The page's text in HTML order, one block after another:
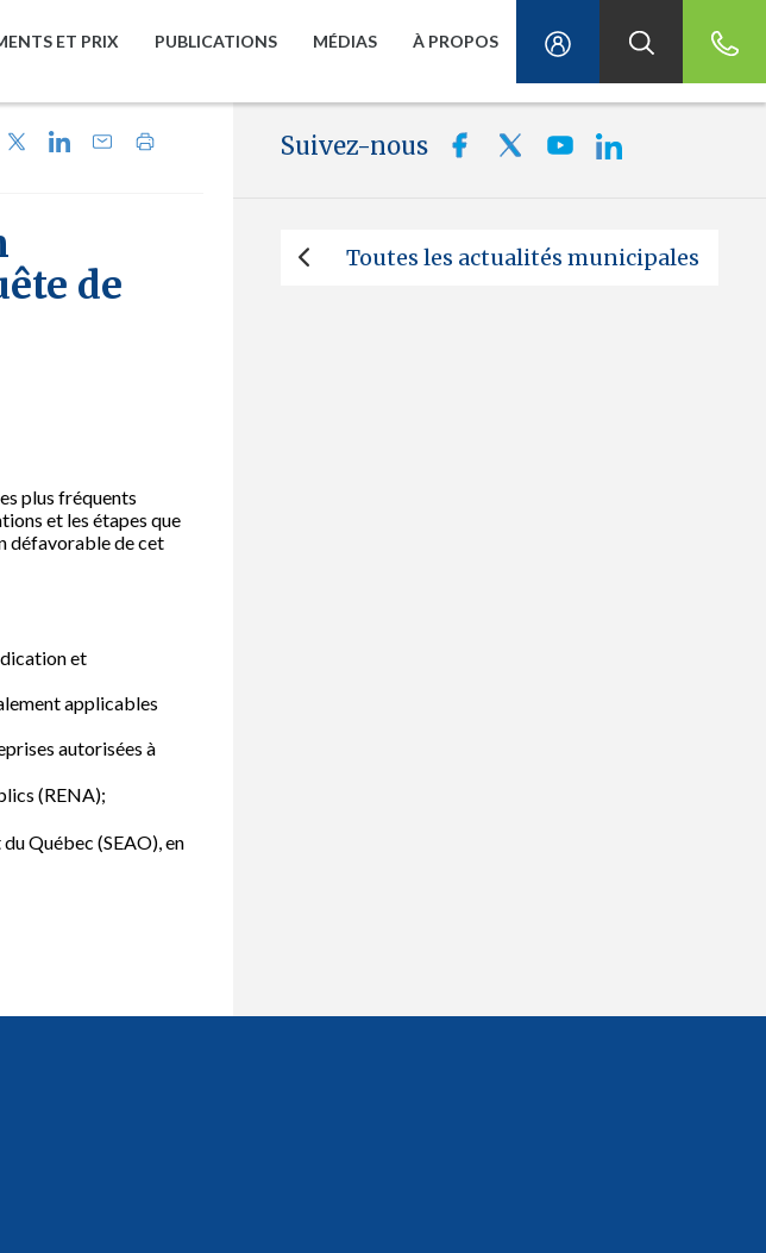
ET PRIX PUBLICATIONS MÉDIAS À PROPOS
de
plus fréquents
et les étapes que
défavorable de cet
et
applicables
autorisées à
(RENA);
Québec (SEAO), en
Suivez-nous
Toutes les actualités municipales